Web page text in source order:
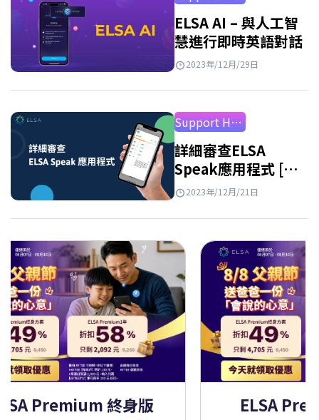
ELSA AI – 與人工智
慧進行即時英語對話
2023年/12月/29日
Support How to Use
詳細審查ELSA
Speak應用程式 [最
新2026年]
2023年/12月/21日
Premium 一年 ELSA